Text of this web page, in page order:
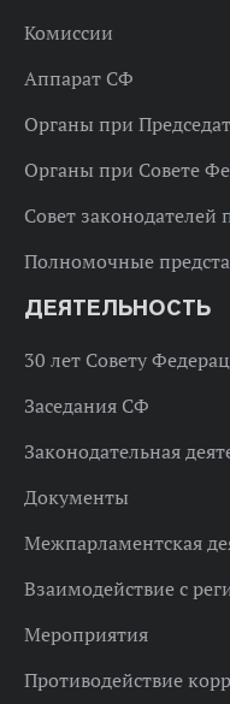
Комиссии
Аппарат СФ
Органы при
Органы при Совете
Совет
Полномочные
ДЕЯТЕЛЬНОСТЬ
30 лет Совету
Заседания СФ
Законодательная
Документы
Межпарламентская
Взаимодействие с
Мероприятия
Противодействие